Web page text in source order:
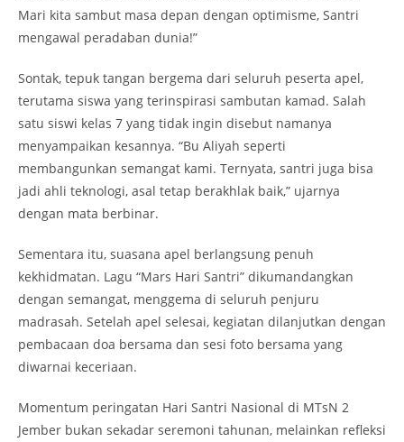
Mari kita sambut masa depan dengan optimisme, Santri
mengawal peradaban dunia!”
Sontak, tepuk tangan bergema dari seluruh peserta apel,
terutama siswa yang terinspirasi sambutan kamad. Salah
satu siswi kelas 7 yang tidak ingin disebut namanya
menyampaikan kesannya. “Bu Aliyah seperti
membangunkan semangat kami. Ternyata, santri juga bisa
jadi ahli teknologi, asal tetap berakhlak baik,” ujarnya
dengan mata berbinar.
Sementara itu, suasana apel berlangsung penuh
kekhidmatan. Lagu “Mars Hari Santri” dikumandangkan
dengan semangat, menggema di seluruh penjuru
madrasah. Setelah apel selesai, kegiatan dilanjutkan dengan
pembacaan doa bersama dan sesi foto bersama yang
diwarnai keceriaan.
Momentum peringatan Hari Santri Nasional di MTsN 2
Jember bukan sekadar seremoni tahunan, melainkan refleksi